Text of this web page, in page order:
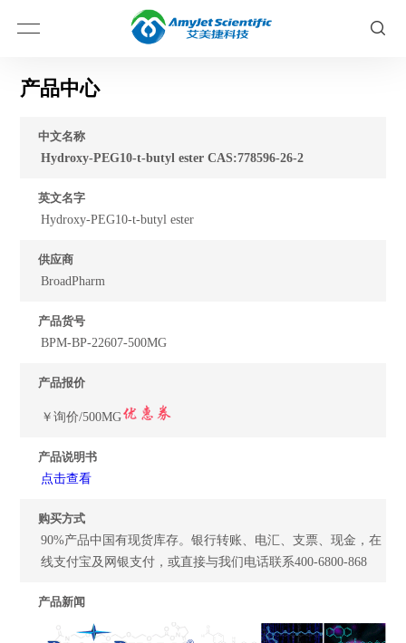
产品中心
中文名称
Hydroxy-PEG10-t-butyl ester CAS:778596-26-2
英文名字
Hydroxy-PEG10-t-butyl ester
供应商
BroadPharm
产品货号
BPM-BP-22607-500MG
产品报价
￥询价/500MG
产品说明书
点击查看
购买方式
90%产品中国有现货库存。银行转账、电汇、支票、现金，在
线支付宝及网银支付，或直接与我们电话联系400-6800-868
产品新闻